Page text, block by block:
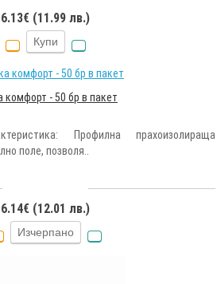
6.13€ (11.99 лв.)
Купи
комфорт - 50 бр в пакет
Профилна прахоизолираща
поле, позволя..
6.14€ (12.01 лв.)
Изчерпано